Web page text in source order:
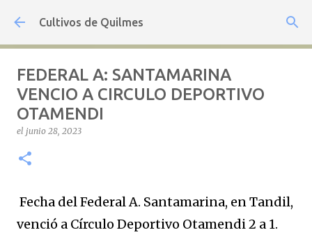
Ir al contenido principal
Cultivos de Quilmes
FEDERAL A: SANTAMARINA
VENCIO A CIRCULO DEPORTIVO
OTAMENDI
el junio 28, 2023
Fecha del Federal A. Santamarina, en Tandil,
venció a Círculo Deportivo Otamendi 2 a 1.